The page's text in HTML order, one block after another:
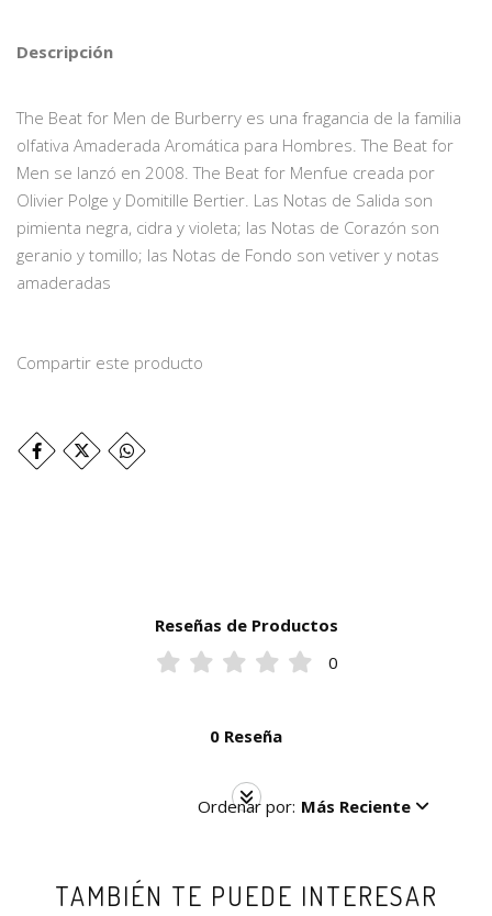
Descripción
The Beat for Men de Burberry es una fragancia de la familia
olfativa Amaderada Aromática para Hombres. The Beat for
Men se lanzó en 2008. The Beat for Menfue creada por
Olivier Polge y Domitille Bertier. Las Notas de Salida son
pimienta negra, cidra y violeta; las Notas de Corazón son
geranio y tomillo; las Notas de Fondo son vetiver y notas
amaderadas
Compartir este producto
Reseñas de Productos
0
0 Reseña
Ordenar por: Más Reciente
TAMBIÉN TE PUEDE INTERESAR